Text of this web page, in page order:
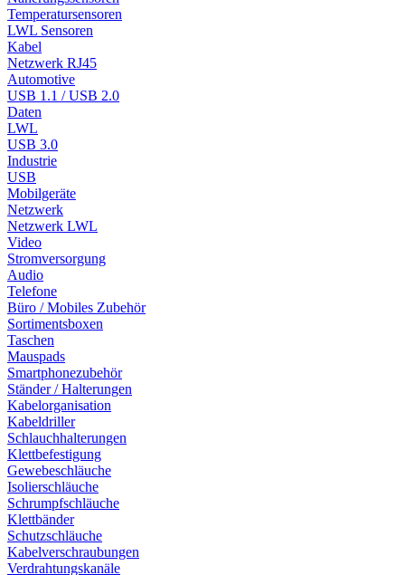
Temperatursensoren
LWL Sensoren
Kabel
Netzwerk RJ45
Automotive
USB 1.1 / USB 2.0
Daten
LWL
USB 3.0
Industrie
USB
Mobilgeräte
Netzwerk
Netzwerk LWL
Video
Stromversorgung
Audio
Telefone
Büro / Mobiles Zubehör
Sortimentsboxen
Taschen
Mauspads
Smartphonezubehör
Ständer / Halterungen
Kabelorganisation
Kabeldriller
Schlauchhalterungen
Klettbefestigung
Gewebeschläuche
Isolierschläuche
Schrumpfschläuche
Klettbänder
Schutzschläuche
Kabelverschraubungen
Verdrahtungskanäle